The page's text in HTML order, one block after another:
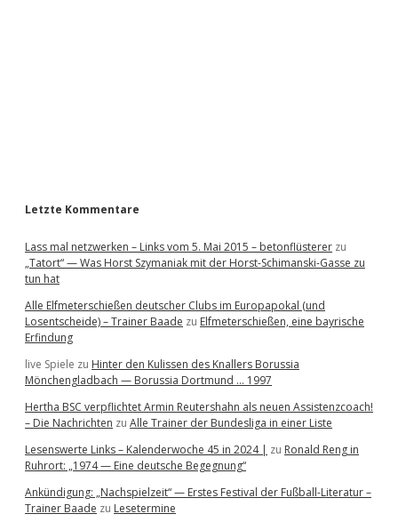
Letzte Kommentare
Lass mal netzwerken – Links vom 5. Mai 2015 – betonflüsterer zu
„Tatort“ — Was Horst Szymaniak mit der Horst-Schimanski-Gasse zu
tun hat
Alle Elfmeterschießen deutscher Clubs im Europapokal (und
Losentscheide) – Trainer Baade zu Elfmeterschießen, eine bayrische
Erfindung
live Spiele zu Hinter den Kulissen des Knallers Borussia
Mönchengladbach — Borussia Dortmund … 1997
Hertha BSC verpflichtet Armin Reutershahn als neuen Assistenzcoach!
– Die Nachrichten zu Alle Trainer der Bundesliga in einer Liste
Lesenswerte Links – Kalenderwoche 45 in 2024 | zu Ronald Reng in
Ruhrort: „1974 — Eine deutsche Begegnung“
Ankündigung: „Nachspielzeit“ — Erstes Festival der Fußball-Literatur –
Trainer Baade zu Lesetermine